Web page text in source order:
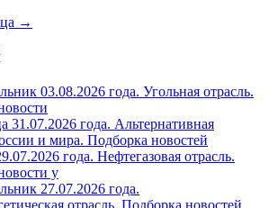
→
03.08.2026 года. Угольная отрасль.
31.07.2026 года. Альтернативная
и мира. Подборка новостей
года. Нефтегазовая отрасль.
у
27.07.2026 года.
отрасль. Подборка новостей